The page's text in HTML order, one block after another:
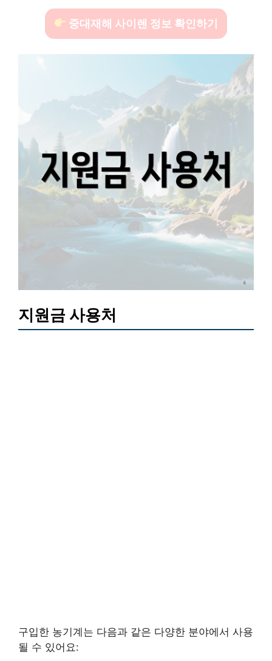
중대재해 사이렌 정보 확인하기
지원금 사용처
구입한 농기계는 다음과 같은 다양한 분야에서 사용
될 수 있어요: